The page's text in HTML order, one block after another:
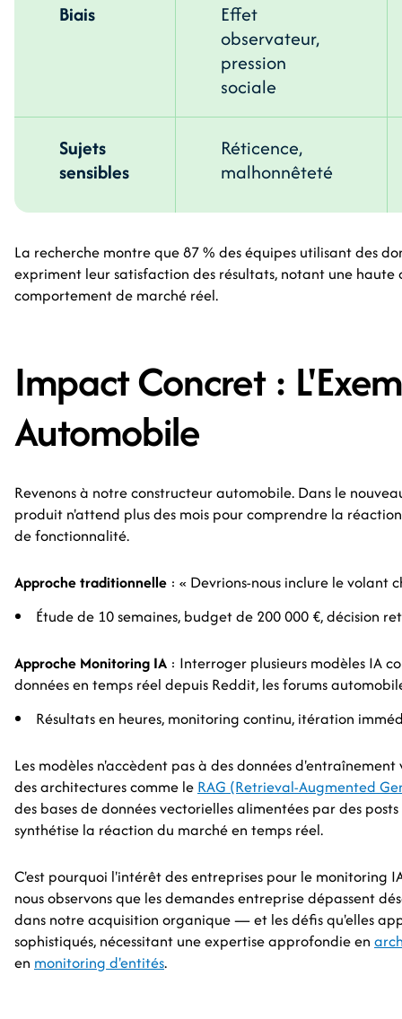
Biais
Effet
observateur,
pression
sociale
Sujets
sensibles
Réticence,
malhonnêteté
La recherche montre que 87 % des équipes utilisant des
expriment leur satisfaction des résultats, notant une
comportement de marché réel.
Impact Concret :
Automobile
Revenons à notre constructeur automobile. Dans le
produit n'attend plus des mois pour comprendre la
de fonctionnalité.
Approche traditionnelle : « Devrions-nous inclure le volant
Étude de 10 semaines, budget de 200 000 €, décision
Approche Monitoring IA : Interroger plusieurs modèles IA
données en temps réel depuis Reddit, les forums
Résultats en heures, monitoring continu, itération
Les modèles n'accèdent pas à des données
des architectures comme le RAG (Retrieval-Augmented
des bases de données vectorielles alimentées par des
synthétise la réaction du marché en temps réel.
C'est pourquoi l'intérêt des entreprises pour le monitoring
nous observons que les demandes entreprise dépassent
dans notre acquisition organique — et les défis qu'elles
sophistiqués, nécessitant une expertise approfondie en
en monitoring d'entités.